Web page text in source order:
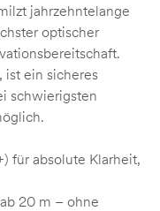
jahrzehntelange
optischer
ist ein sicheres
schwierigsten
für absolute Klarheit,
20 m – ohne